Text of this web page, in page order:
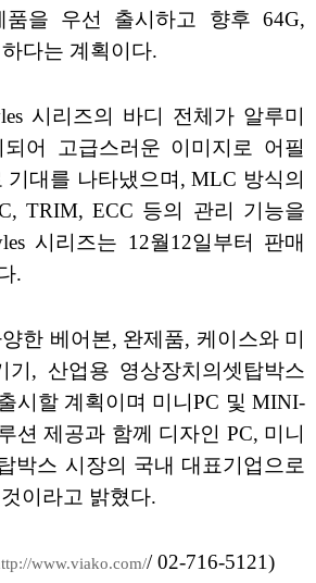
을 우선 출시하고 향후 64G,
다는 계획이다.
시리즈의 바디 전체가 알루미
어 고급스러운 이미지로 어필
기대를 나타냈으며, MLC 방식의
TRIM, ECC 등의 관리 기능을
시리즈는 12월12일부터 판매
.
한 베어본, 완제품, 케이스와 미
기, 산업용 영상장치의셋탑박스
시할 계획이며 미니PC 및 MINI-
션 제공과 함께 디자인 PC, 미니
박스 시장의 국내 대표기업으로
이라고 밝혔다.
www.viako.com// 02-716-5121)